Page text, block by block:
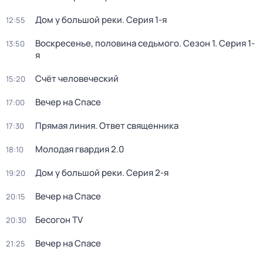
12:55 Дом у большой реки. Серия 1-я
13:50 Воскресенье, половина седьмого. Сезон 1. Серия 1-
я
15:20 Счёт человеческий
17:00 Вечер на Спасе
17:30 Прямая линия. Ответ священника
18:10 Молодая гвардия 2.0
19:20 Дом у большой реки. Серия 2-я
20:15 Вечер на Спасе
20:30 Бесогон TV
21:25 Вечер на Спасе